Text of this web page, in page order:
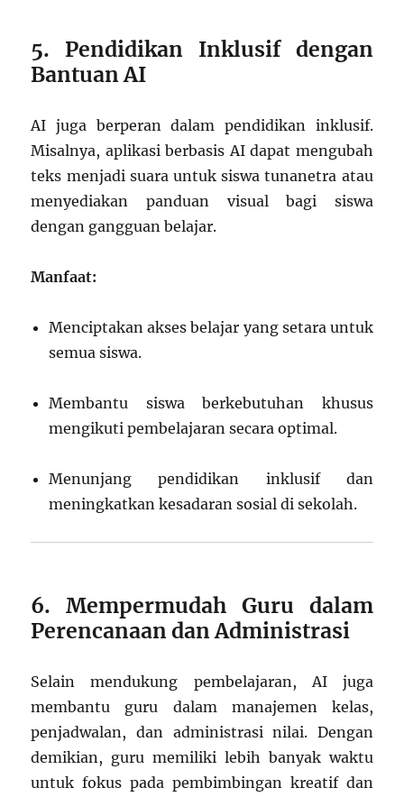
5. Pendidikan Inklusif dengan
Bantuan AI
AI juga berperan dalam pendidikan inklusif.
Misalnya, aplikasi berbasis AI dapat mengubah
teks menjadi suara untuk siswa tunanetra atau
menyediakan panduan visual bagi siswa
dengan gangguan belajar.
Manfaat:
Menciptakan akses belajar yang setara untuk
semua siswa.
Membantu siswa berkebutuhan khusus
mengikuti pembelajaran secara optimal.
Menunjang pendidikan inklusif dan
meningkatkan kesadaran sosial di sekolah.
6. Mempermudah Guru dalam
Perencanaan dan Administrasi
Selain mendukung pembelajaran, AI juga
membantu guru dalam manajemen kelas,
penjadwalan, dan administrasi nilai. Dengan
demikian, guru memiliki lebih banyak waktu
untuk fokus pada pembimbingan kreatif dan